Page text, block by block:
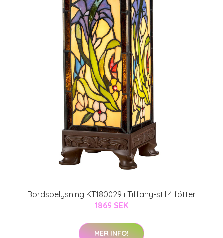
Bordsbelysning KT180029 i Tiffany-stil 4 fötter
1869 SEK
MER INFO!